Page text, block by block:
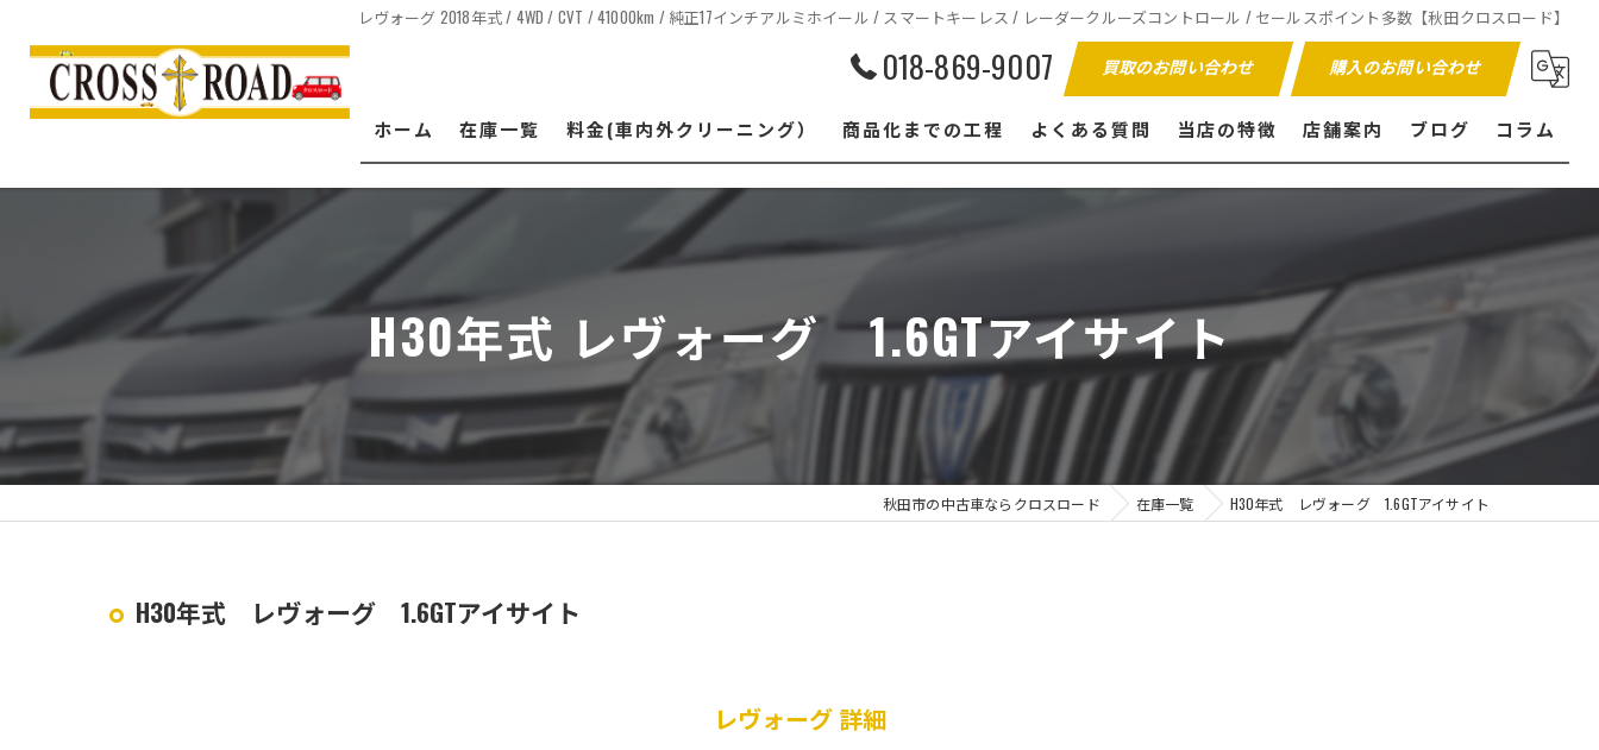
レヴォーグ 2018年式 / 4WD / CVT / 41000km / 純正17インチアルミホイール / スマートキーレス / レーダークルーズコントロール / セールスポイント多数【秋田クロスロード】
018-869-9007 買取のお問い合わせ 購入のお問い合わせ
ホーム 在庫一覧 料金(車内外クリーニング） 商品化までの工程 よくある質問 当店の特徴
内外装仕上げ
保証付き
店舗案内 ブログ コラム
H30年式 レヴォーグ 1.6GTアイサイト
秋田市の中古車ならクロスロード 在庫一覧 H30年式 レヴォーグ 1.6GTアイサイト
H30年式 レヴォーグ 1.6GTアイサイト
レヴォーグ 詳細